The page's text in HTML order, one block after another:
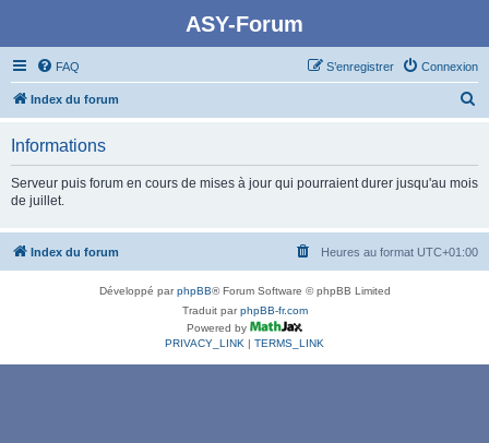
ASY-Forum
FAQ Connexion
S’enregistrer
Index du forum
c
Informations
Serveur puis forum en cours de mises à jour qui pourraient durer jusqu'au mois
de juillet.
Index du forum Heures au format UTC+01:00
Développé parphpBB® Forum Software © phpBB Limited
Traduit parphpBB-fr.com
Powered by
PRIVACY_LINK | TERMS_LINK